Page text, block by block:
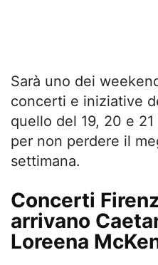
Sarà uno dei
concerti e iniziative
quello del 19, 20 e
per non perdere il
settimana.
Concerti
arrivano
Loreena